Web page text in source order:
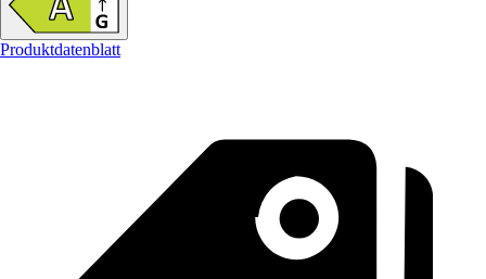
Produktdatenblatt